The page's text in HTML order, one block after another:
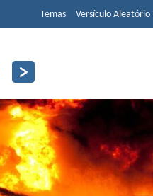
Temas Versículo Aleatório